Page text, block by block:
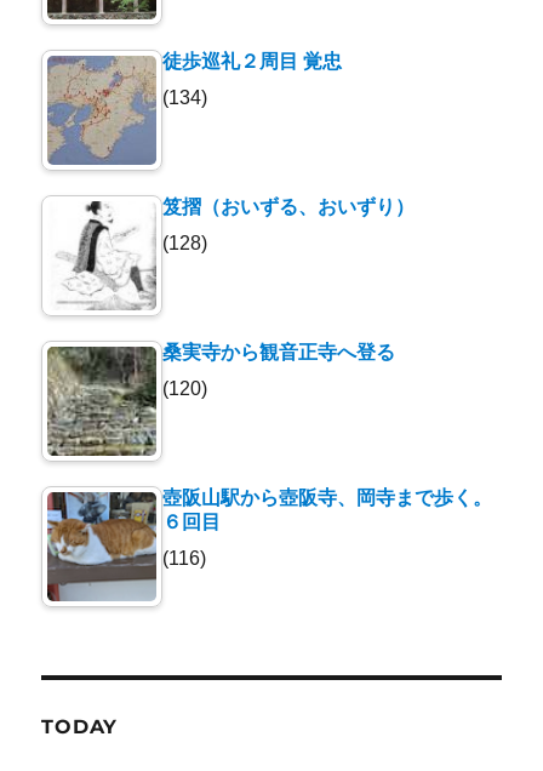
徒歩巡礼２周目 覚忠
(134)
笈摺（おいずる、おいずり）
(128)
桑実寺から観音正寺へ登る
(120)
壺阪山駅から壺阪寺、岡寺まで歩く。
６回目
(116)
TODAY